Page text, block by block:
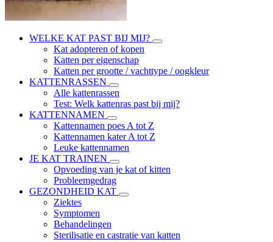
WELKE KAT PAST BIJ MIJ?
Kat adopteren of kopen
Katten per eigenschap
Katten per grootte / vachttype / oogkleur
KATTENRASSEN
Alle kattenrassen
Test: Welk kattenras past bij mij?
KATTENNAMEN
Kattennamen poes A tot Z
Kattennamen kater A tot Z
Leuke kattennamen
JE KAT TRAINEN
Opvoeding van je kat of kitten
Probleemgedrag
GEZONDHEID KAT
Ziektes
Symptomen
Behandelingen
Sterilisatie en castratie van katten